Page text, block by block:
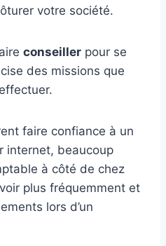
votre société.
conseiller pour se
des missions que
faire confiance à un
internet, beaucoup
à côté de chez
plus fréquemment et
lors d’un